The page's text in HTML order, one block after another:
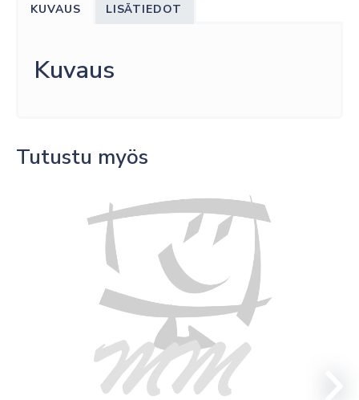
KUVAUS LISÄTIEDOT
Kuvaus
Tutustu myös